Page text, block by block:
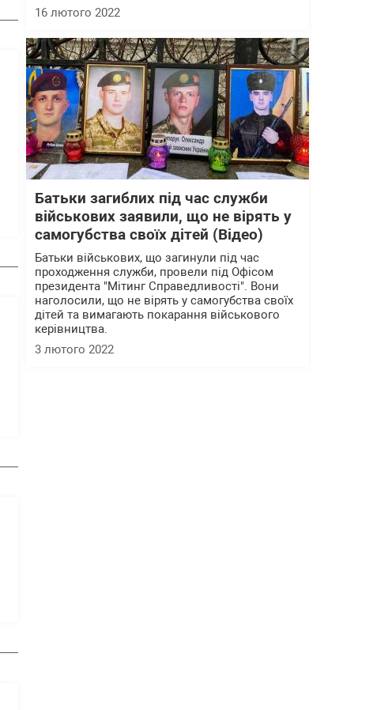
16 лютого 2022
Батьки загиблих під час служби
військових заявили, що не вірять у
самогубства своїх дітей (Відео)
Батьки військових, що загинули під час
проходження служби, провели під Офісом
президента "Мітинг Справедливості". Вони
наголосили, що не вірять у самогубства своїх
дітей та вимагають покарання військового
керівництва.
3 лютого 2022